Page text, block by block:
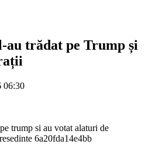
trădat pe Trump și
06:30